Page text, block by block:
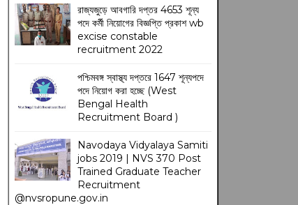
রাজ্যজুড়ে আবগারি দপ্তর 4653 শূন্য
পদে কর্মী নিয়োগের বিজ্ঞপ্তি প্রকাশ wb
excise constable
recruitment 2022
পশ্চিমবঙ্গ স্বাস্থ্য দপ্তরে 1647 শূন্যপদে
পদে নিয়োগ করা হচ্ছে (West
Bengal Health
Recruitment Board )
Navodaya Vidyalaya Samiti
jobs 2019 | NVS 370 Post
Trained Graduate Teacher
Recruitment
@nvsropune.gov.in